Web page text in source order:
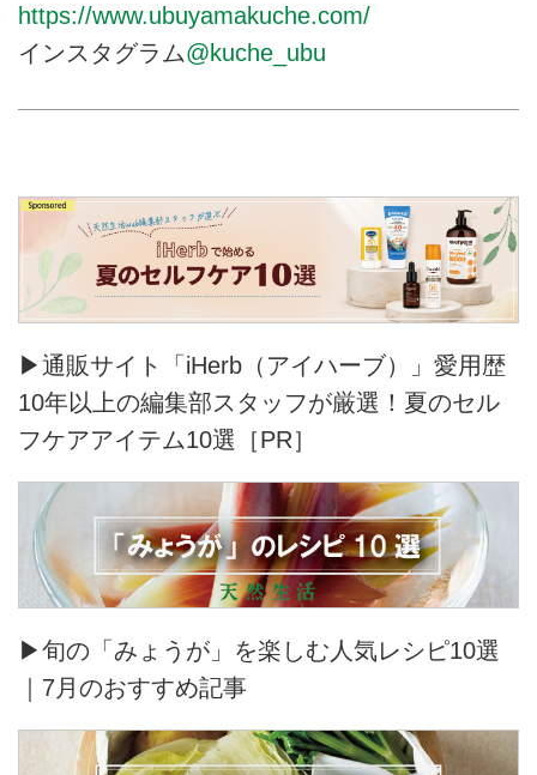
https://www.ubuyamakuche.com/
インスタグラム@kuche_ubu
▶通販サイト「iHerb（アイハーブ）」愛用歴
10年以上の編集部スタッフが厳選！夏のセル
フケアアイテム10選［PR］
▶旬の「みょうが」を楽しむ人気レシピ10選
｜7月のおすすめ記事